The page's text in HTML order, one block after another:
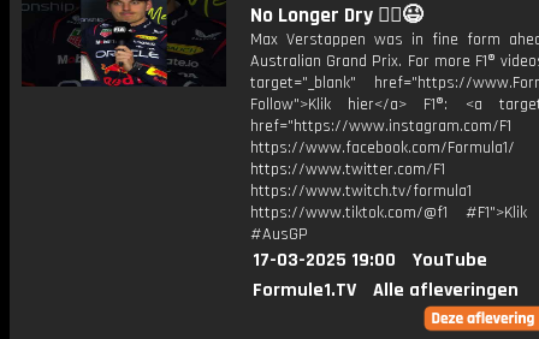
No Longer Dry 🙂‍↕️😉
Max Verstappen was in fine form
Australian Grand Prix. For more F1®
target="_blank" href="https://
Follow">Klik hier</a> F1®: <a
href="https://www.instagram.com/F1
https://www.facebook.com/Formula1/
https://www.twitter.com/F1
https://www.twitch.tv/formula1
https://www.tiktok.com/@f1
#AusGP
17-03-2025 19:00
YouTube
Formule1.TV
Alle afleveringen